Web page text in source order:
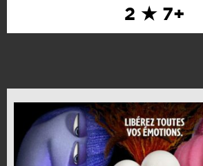
2 ★ 7+